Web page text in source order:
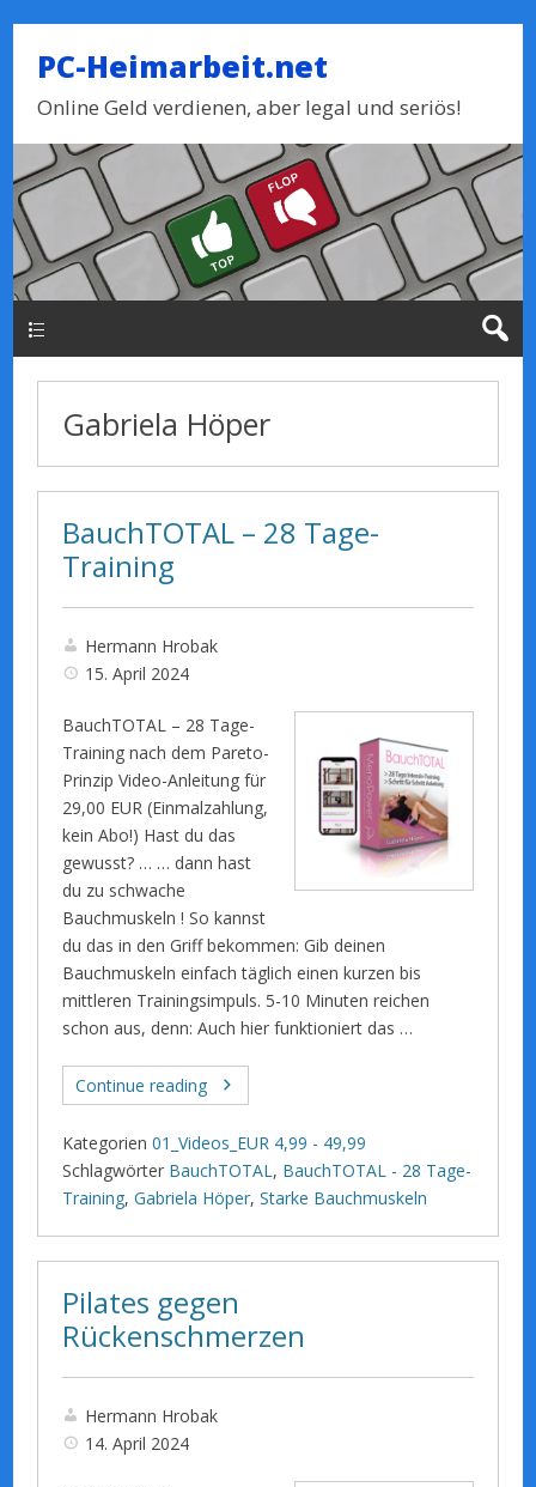
PC-Heimarbeit.net
Online Geld verdienen, aber legal und seriös!
Gabriela Höper
BauchTOTAL – 28 Tage-
Training
Hermann Hrobak
15. April 2024
BauchTOTAL – 28 Tage-
Training nach dem Pareto-
Prinzip Video-Anleitung für
29,00 EUR (Einmalzahlung,
kein Abo!) Hast du das
gewusst? … … dann hast
du zu schwache
Bauchmuskeln ! So kannst
du das in den Griff bekommen: Gib deinen
Bauchmuskeln einfach täglich einen kurzen bis
mittleren Trainingsimpuls. 5-10 Minuten reichen
schon aus, denn: Auch hier funktioniert das …
Continue reading
Kategorien 01_Videos_EUR 4,99 - 49,99
Schlagwörter BauchTOTAL , BauchTOTAL - 28 Tage-
Training,Gabriela Höper,Starke Bauchmuskeln
Pilates gegen
Rückenschmerzen
Hermann Hrobak
14. April 2024